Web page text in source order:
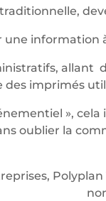
allant
des imprimés
»,
oublier la